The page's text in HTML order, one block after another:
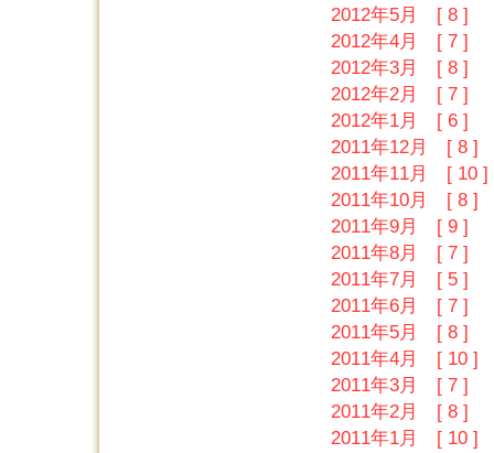
2012年5月 [ 8 ]
2012年4月 [ 7 ]
2012年3月 [ 8 ]
2012年2月 [ 7 ]
2012年1月 [ 6 ]
2011年12月 [ 8 ]
2011年11月 [ 10 ]
2011年10月 [ 8 ]
2011年9月 [ 9 ]
2011年8月 [ 7 ]
2011年7月 [ 5 ]
2011年6月 [ 7 ]
2011年5月 [ 8 ]
2011年4月 [ 10 ]
2011年3月 [ 7 ]
2011年2月 [ 8 ]
2011年1月 [ 10 ]